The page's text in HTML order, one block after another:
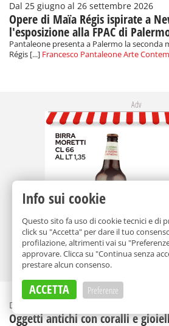
Dal 25 giugno al 26 settembre 2026
Opere di Maïa Régis ispirate a
l'esposizione alla FPAC di
Pantaleone presenta a Palermo la seconda
Régis [...] Francesco Pantaleone Arte
Adv
Dal 2 luglio al 22 settembre 2026
Oggetti antichi con coralli e
Info sui cookie
Questo sito fa uso di cookie tecnici e di
click su "Accetta" per dare il tuo
profilazione, altrimenti vai su
approvare. Clicca su "Continua senza
prestare alcun consenso.
ACCETTA Preferenze